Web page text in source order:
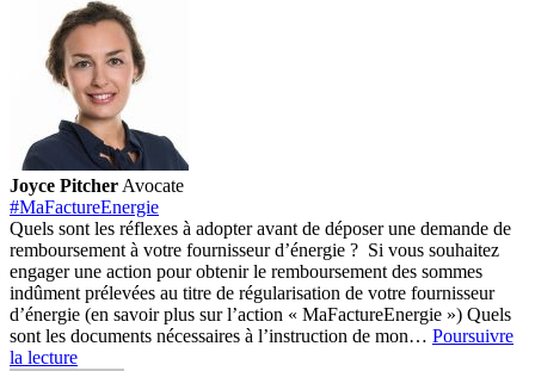
Joyce Pitcher Avocate
#MaFactureEnergie
Quels sont les réflexes à adopter avant de déposer une demande de
remboursement à votre fournisseur d’énergie ? Si vous souhaitez
engager une action pour obtenir le remboursement des sommes
indûment prélevées au titre de régularisation de votre fournisseur
d’énergie (en savoir plus sur l’action « MaFactureEnergie ») Quels
sont les documents nécessaires à l’instruction de mon… Poursuivre
la lectureQue